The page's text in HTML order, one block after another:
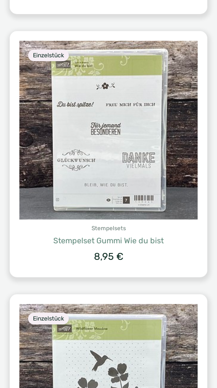
war:
14,95 €
ist:
11,96 €.
Einzelstück
Stempelsets
Stempelset Gummi Wie du bist
8,95 €
Einzelstück